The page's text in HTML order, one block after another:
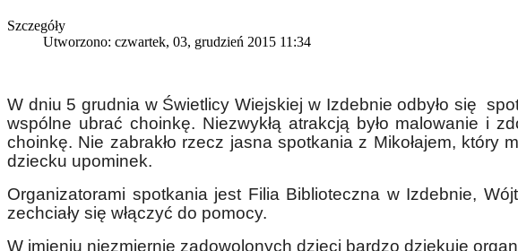
Szczegóły
Utworzono: czwartek, 03, grudzień 2015 11:34
W dniu 5 grudnia w Świetlicy Wiejskiej w Izdebnie odbyło się
wspólne ubrać choinkę. Niezwykłą atrakcją było malowanie i
choinkę. Nie zabrakło rzecz jasna spotkania z Mikołajem,
dziecku upominek.
Organizatorami spotkania jest Filia Biblioteczna w Izdebnie,
zechciały się włączyć do pomocy.
W imieniu niezmiernie zadowolonych dzieci bardzo dziękuję